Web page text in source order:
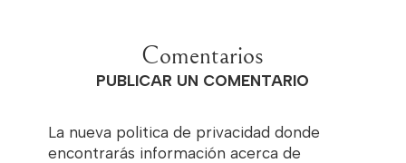
Comentarios
PUBLICAR UN COMENTARIO
La nueva politica de privacidad donde
encontrarás información acerca de